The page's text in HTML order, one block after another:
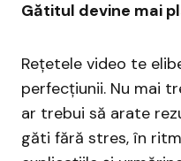
Gătitul devine mai
Rețetele video te
perfecțiunii. Nu mai
ar trebui să arate
găti fără stres, în